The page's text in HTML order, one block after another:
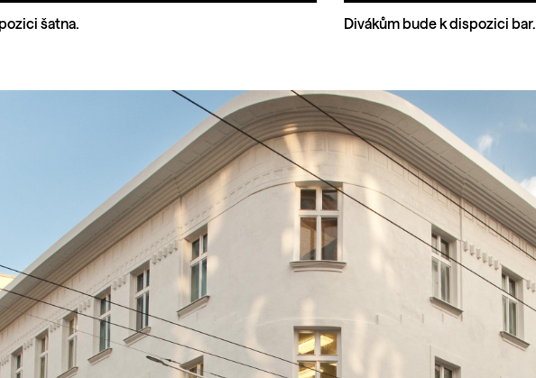
šatna. Divákům bude k dispozici bar.